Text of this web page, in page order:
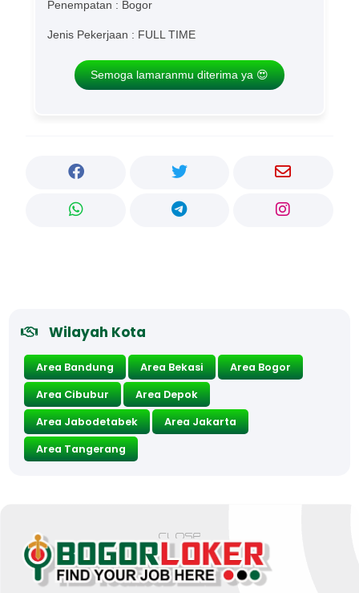
Penempatan : Bogor
Jenis Pekerjaan : FULL TIME
Semoga lamaranmu diterima ya 😍
Wilayah Kota
Area Bandung Area Bekasi
Area Bogor
Area Cibubur
Area Depok
Area Jabodetabek
Area Jakarta
Area Tangerang